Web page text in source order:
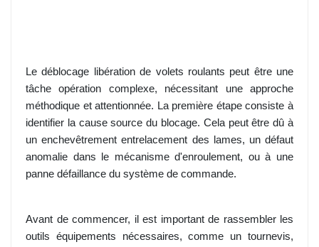
Le déblocage libération de volets roulants peut être une
tâche opération complexe, nécessitant une approche
méthodique et attentionnée. La première étape consiste à
identifier la cause source du blocage. Cela peut être dû à
un enchevêtrement entrelacement des lames, un défaut
anomalie dans le mécanisme d'enroulement, ou à une
panne défaillance du système de commande.
Avant de commencer, il est important de rassembler les
outils équipements nécessaires, comme un tournevis,